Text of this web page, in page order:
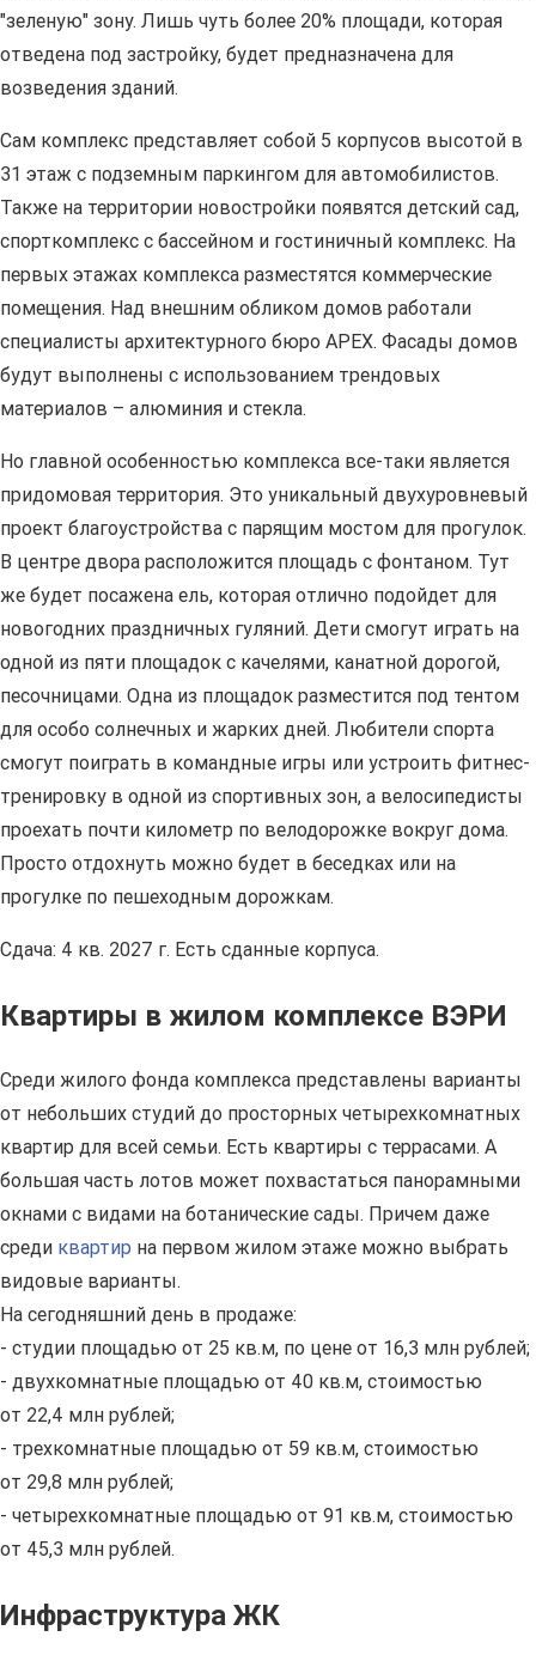
"зеленую" зону. Лишь чуть более 20% площади, которая
отведена под застройку, будет предназначена для
возведения зданий.
Сам комплекс представляет собой 5 корпусов высотой в
31 этаж с подземным паркингом для автомобилистов.
Также на территории новостройки появятся детский сад,
спорткомплекс с бассейном и гостиничный комплекс. На
первых этажах комплекса разместятся коммерческие
помещения. Над внешним обликом домов работали
специалисты архитектурного бюро APEХ. Фасады домов
будут выполнены с использованием трендовых
материалов – алюминия и стекла.
Но главной особенностью комплекса все-таки является
придомовая территория. Это уникальный двухуровневый
проект благоустройства с парящим мостом для прогулок.
В центре двора расположится площадь с фонтаном. Тут
же будет посажена ель, которая отлично подойдет для
новогодних праздничных гуляний. Дети смогут играть на
одной из пяти площадок с качелями, канатной дорогой,
песочницами. Одна из площадок разместится под тентом
для особо солнечных и жарких дней. Любители спорта
смогут поиграть в командные игры или устроить фитнес-
тренировку в одной из спортивных зон, а велосипедисты
проехать почти километр по велодорожке вокруг дома.
Просто отдохнуть можно будет в беседках или на
прогулке по пешеходным дорожкам.
Сдача: 4 кв. 2027 г. Есть сданные корпуса.
Квартиры в жилом комплексе ВЭРИ
Среди жилого фонда комплекса представлены варианты
от небольших студий до просторных четырехкомнатных
квартир для всей семьи. Есть квартиры с террасами. А
большая часть лотов может похвастаться панорамными
окнами с видами на ботанические сады. Причем даже
среди квартир на первом жилом этаже можно выбрать
видовые варианты.
На сегодняшний день в продаже:
- студии площадью от 25 кв.м, по цене от 16,3 млн рублей;
- двухкомнатные площадью от 40 кв.м, стоимостью
от 22,4 млн рублей;
- трехкомнатные площадью от 59 кв.м, стоимостью
от 29,8 млн рублей;
- четырехкомнатные площадью от 91 кв.м, стоимостью
от 45,3 млн рублей.
Инфраструктура ЖК